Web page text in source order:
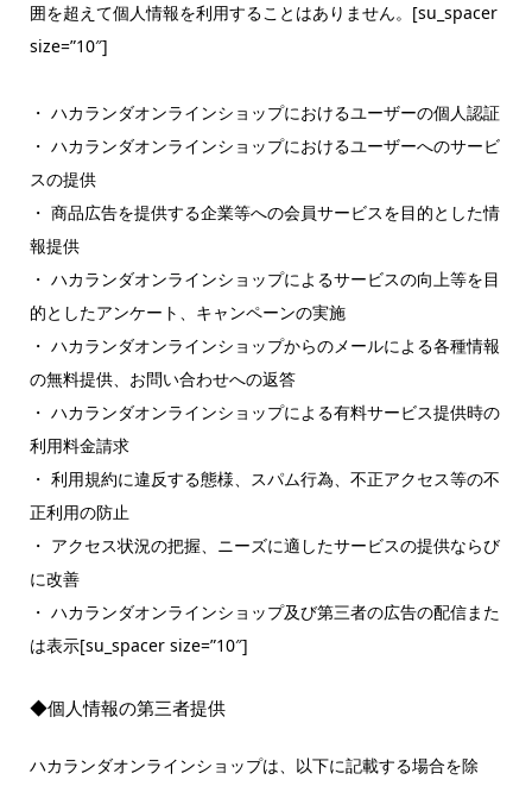
囲を超えて個人情報を利用することはありません。[su_spacer
size=”10″]
・ ハカランダオンラインショップにおけるユーザーの個人認証
・ ハカランダオンラインショップにおけるユーザーへのサービ
スの提供
・ 商品広告を提供する企業等への会員サービスを目的とした情
報提供
・ ハカランダオンラインショップによるサービスの向上等を目
的としたアンケート、キャンペーンの実施
・ ハカランダオンラインショップからのメールによる各種情報
の無料提供、お問い合わせへの返答
・ ハカランダオンラインショップによる有料サービス提供時の
利用料金請求
・ 利用規約に違反する態様、スパム行為、不正アクセス等の不
正利用の防止
・ アクセス状況の把握、ニーズに適したサービスの提供ならび
に改善
・ ハカランダオンラインショップ及び第三者の広告の配信また
は表示[su_spacer size=”10″]
◆個人情報の第三者提供
ハカランダオンラインショップは、以下に記載する場合を除